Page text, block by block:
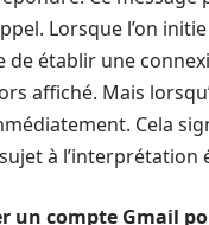
Lorsque l’on
de établir une
affiché. Mais
Cela
à l’interprétation
un compte Gmail